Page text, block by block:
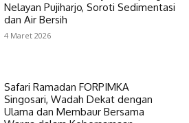
Nelayan Pujiharjo, Soroti Sedimentasi
dan Air Bersih
4 Maret 2026
Safari Ramadan FORPIMKA
Singosari, Wadah Dekat dengan
Ulama dan Membaur Bersama